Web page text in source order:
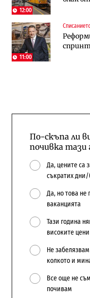
12:00
11:00
АЕЦ
Регулации
По-скъпа ли
почивка тази
Да, цените са
съкратих
Да, но това не
ваканцията
Тази година
високите цени
Не
колкото и
Все още не
почивам